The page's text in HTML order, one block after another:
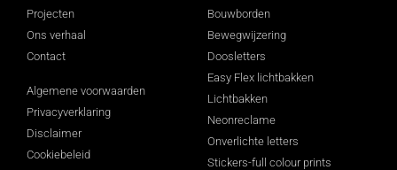
Projecten
Ons verhaal
Contact
Algemene voorwaarden
Privacyverklaring
Disclaimer
Cookiebeleid
Bouwborden
Bewegwijzering
Doosletters
Easy Flex lichtbakken
Lichtbakken
Neonreclame
Onverlichte letters
Stickers-full colour prints